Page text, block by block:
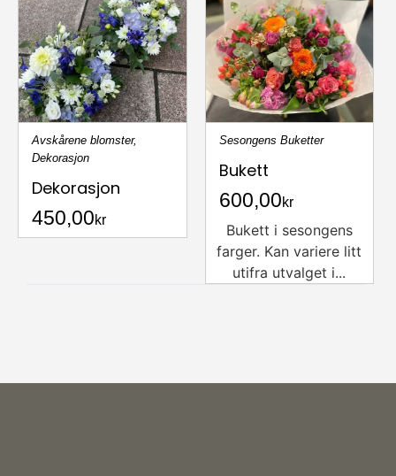
Avskårene blomster,
Dekorasjon
Dekorasjon
450,00kr
Sesongens Buketter
Bukett
600,00kr
Bukett i sesongens
farger. Kan variere litt
utifra utvalget i...